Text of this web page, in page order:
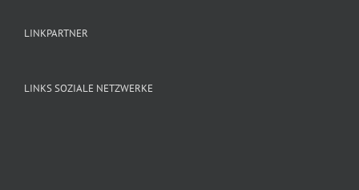
LINKPARTNER
LINKS SOZIALE NETZWERKE